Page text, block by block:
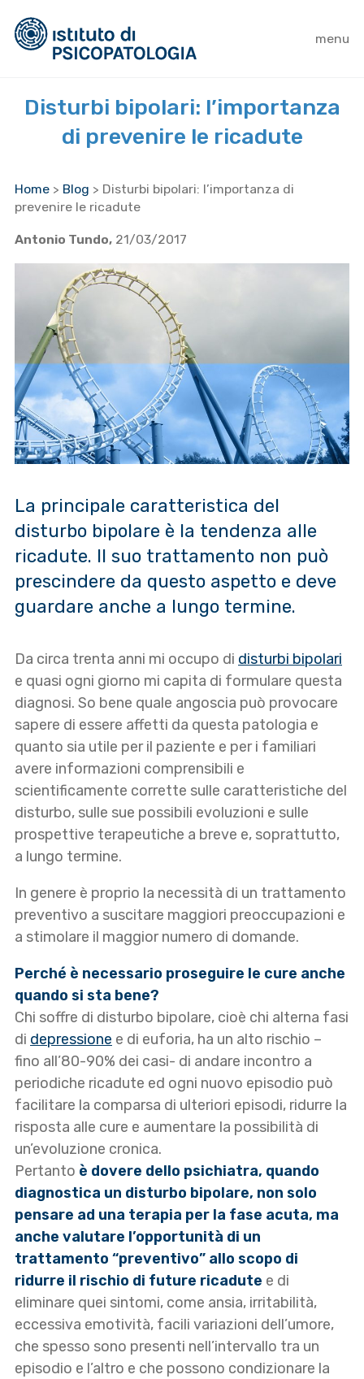
menu
Disturbi bipolari: l’importanza
di prevenire le ricadute
Home > Blog > Disturbi bipolari: l’importanza di
prevenire le ricadute
Antonio Tundo, 21/03/2017
La principale caratteristica del
disturbo bipolare è la tendenza alle
ricadute. Il suo trattamento non può
prescindere da questo aspetto e deve
guardare anche a lungo termine.
Da circa trenta anni mi occupo di disturbi bipolari
e quasi ogni giorno mi capita di formulare questa
diagnosi. So bene quale angoscia può provocare
sapere di essere affetti da questa patologia e
quanto sia utile per il paziente e per i familiari
avere informazioni comprensibili e
scientificamente corrette sulle caratteristiche del
disturbo, sulle sue possibili evoluzioni e sulle
prospettive terapeutiche a breve e, soprattutto,
a lungo termine.
In genere è proprio la necessità di un trattamento
preventivo a suscitare maggiori preoccupazioni e
a stimolare il maggior numero di domande.
Perché è necessario proseguire le cure anche
quando si sta bene?
Chi soffre di disturbo bipolare, cioè chi alterna fasi
di depressione e di euforia, ha un alto rischio –
fino all’80-90% dei casi- di andare incontro a
periodiche ricadute ed ogni nuovo episodio può
facilitare la comparsa di ulteriori episodi, ridurre la
risposta alle cure e aumentare la possibilità di
un’evoluzione cronica.
Pertanto è dovere dello psichiatra, quando
diagnostica un disturbo bipolare, non solo
pensare ad una terapia per la fase acuta, ma
anche valutare l’opportunità di un
trattamento “preventivo” allo scopo di
ridurre il rischio di future ricadute e di
eliminare quei sintomi, come ansia, irritabilità,
eccessiva emotività, facili variazioni dell’umore,
che spesso sono presenti nell’intervallo tra un
episodio e l’altro e che possono condizionare la